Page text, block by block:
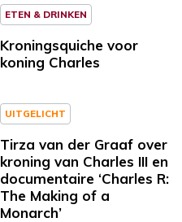
ETEN & DRINKEN
Kroningsquiche voor
koning Charles
UITGELICHT
Tirza van der Graaf over
kroning van Charles III en
documentaire ‘Charles R:
The Making of a
Monarch’